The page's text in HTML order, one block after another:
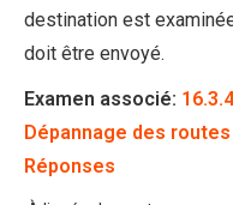
destination est
doit être envoyé.
Examen associé:
Dépannage des
Réponses